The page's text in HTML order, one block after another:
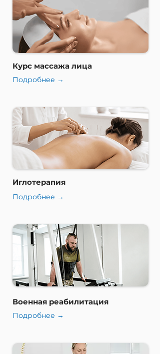
Курс массажа лица
Подробнее →
Иглотерапия
Подробнее →
Военная реабилитация
Подробнее →